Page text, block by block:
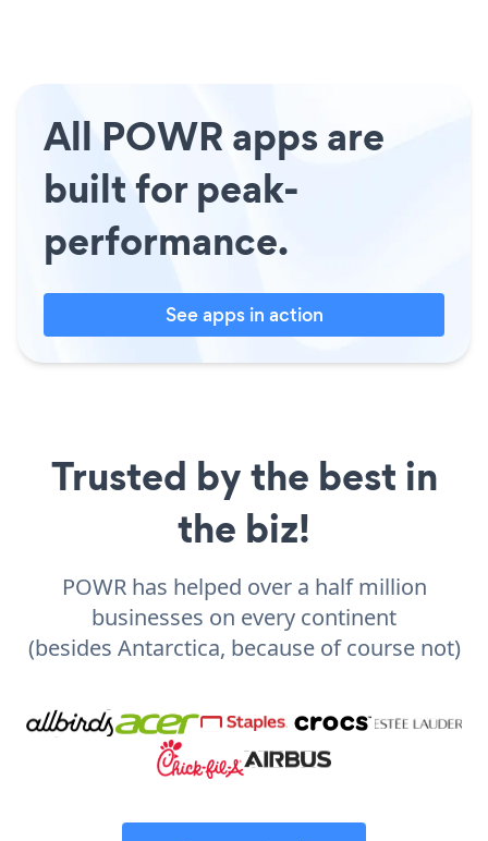
All POWR apps are
built for peak-
performance.
See apps in action
Trusted by the best in
the biz!
POWR has helped over a half million
businesses on every continent
(besides Antarctica, because of course not)